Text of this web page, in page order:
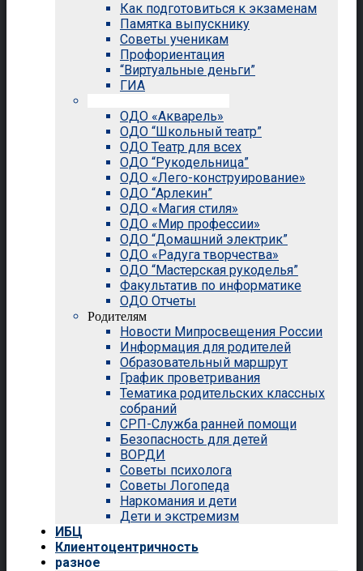
Как подготовиться к экзаменам
Памятка выпускнику
Советы ученикам
Профориентация
“Виртуальные деньги”
ГИА
ОДО «Акварель»
ОДО “Школьный театр”
ОДО Театр для всех
ОДО “Рукодельница”
ОДО «Лего-конструирование»
ОДО “Арлекин”
ОДО «Магия стиля»
ОДО «Мир профессии»
ОДО “Домашний электрик”
ОДО «Радуга творчества»
ОДО “Мастерская рукоделья”
Факультатив по информатике
ОДО Отчеты
Родителям
Новости Мипросвещения России
Информация для родителей
Образовательный маршрут
График проветривания
Тематика родительских классных
собраний
СРП-Служба ранней помощи
Безопасность для детей
ВОРДИ
Советы психолога
Советы Логопеда
Наркомания и дети
Дети и экстремизм
ИБЦ
Клиентоцентричность
разное